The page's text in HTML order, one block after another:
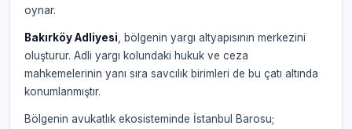
oynar.
Bakırköy Adliyesi , bölgenin yargı altyapısının merkezini
oluşturur. Adli yargı kolundaki hukuk ve ceza
mahkemelerinin yanı sıra savcılık birimleri de bu çatı altında
konumlanmıştır.
Bölgenin avukatlık ekosisteminde İstanbul Barosu;